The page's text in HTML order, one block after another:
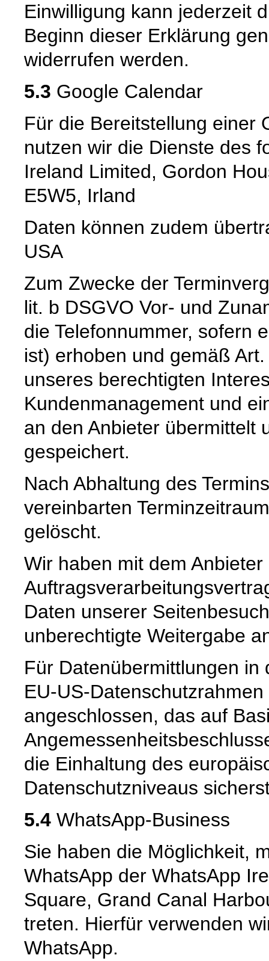
Einwilligung kann jederzeit
Beginn dieser Erklärung
widerrufen werden.
5.3 Google Calendar
Für die Bereitstellung einer
nutzen wir die Dienste des
Ireland Limited, Gordon
E5W5, Irland
Daten können zudem
USA
Zum Zwecke der
lit. b DSGVO Vor- und
die Telefonnummer, sofern
ist) erhoben und gemäß
unseres berechtigten
Kundenmanagement und
an den Anbieter übermittelt
gespeichert.
Nach Abhaltung des
vereinbarten
gelöscht.
Wir haben mit dem Anbieter
Daten unserer
unberechtigte Weitergabe
Für Datenübermittlungen in
EU-US-
angeschlossen, das auf
die Einhaltung des
Datenschutzniveaus
5.4 WhatsApp-Business
Sie haben die Möglichkeit,
WhatsApp der WhatsApp
Square, Grand Canal
treten. Hierfür verwenden
WhatsApp.